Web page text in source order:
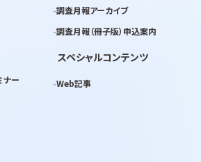
ナー
調査月報アーカイブ
調査月報（冊子版）申込案内
スペシャルコンテンツ
Web記事